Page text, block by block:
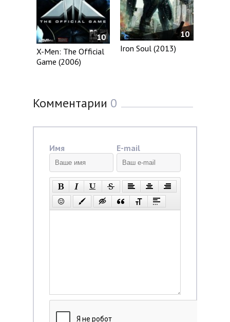
10
X-Men: The Official
Game (2006)
10
Iron Soul (2013)
Комментарии 0
Имя E-mail